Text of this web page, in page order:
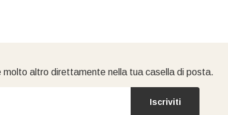
molto altro direttamente nella tua casella di posta.
Iscriviti